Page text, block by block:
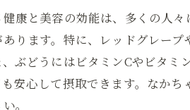
康と美容の効能は、多くの人
ります。特に、レッドグレー
ぶどうにはビタミンCやビタ
安心して摂取できます。なか
。